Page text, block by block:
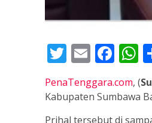
Twitter
Email
PenaTenggara.com, (
Kabupaten Sumbawa
Prihal tersebut di